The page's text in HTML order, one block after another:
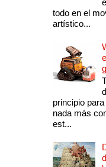
todo en el
artístico...
principio
nada más
est...